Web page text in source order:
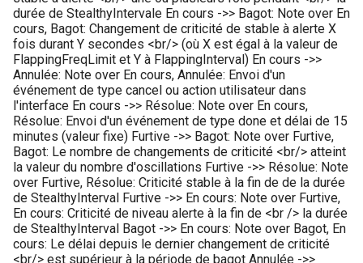
durée de StealthyIntervale En cours ->> Bagot: Note over En
cours, Bagot: Changement de criticité de stable à alerte X
fois durant Y secondes <br/> (où X est égal à la valeur de
FlappingFreqLimit et Y à FlappingInterval) En cours ->>
Annulée: Note over En cours, Annulée: Envoi d'un
événement de type cancel ou action utilisateur dans
l'interface En cours ->> Résolue: Note over En cours,
Résolue: Envoi d'un événement de type done et délai de 15
minutes (valeur fixe) Furtive ->> Bagot: Note over Furtive,
Bagot: Le nombre de changements de criticité <br/> atteint
la valeur du nombre d'oscillations Furtive ->> Résolue: Note
over Furtive, Résolue: Criticité stable à la fin de de la durée
de StealthyInterval Furtive ->> En cours: Note over Furtive,
En cours: Criticité de niveau alerte à la fin de <br /> la durée
de StealthyInterval Bagot ->> En cours: Note over Bagot, En
cours: Le délai depuis le dernier changement de criticité
<br/> est supérieur à la période de bagot Annulée ->>